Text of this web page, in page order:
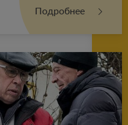
Подробнее